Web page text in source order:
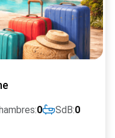
0 SdB:0